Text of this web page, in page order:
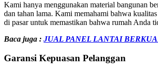
Kami hanya menggunakan material bangunan
dan tahan lama. Kami memahami bahwa
di pasar untuk memastikan bahwa rumah Anda
Baca juga : JUAL PANEL LANTAI
Garansi Kepuasan Pelanggan